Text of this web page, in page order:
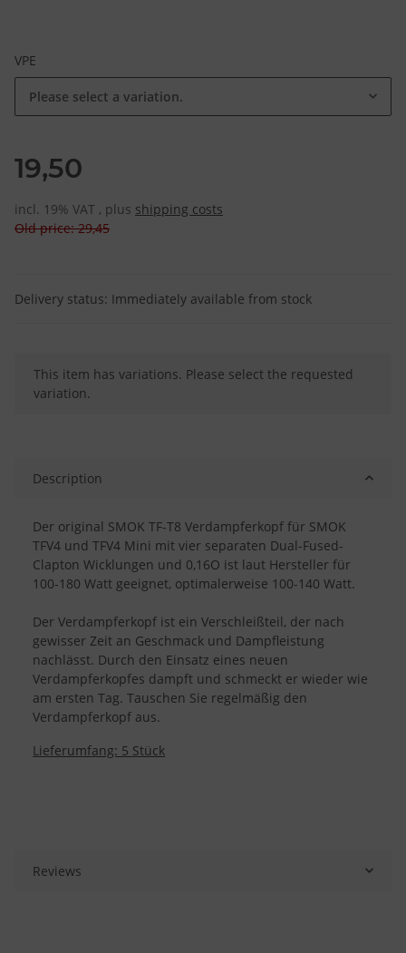
VPE
Please select a variation.
19,50
incl. 19% VAT , plus shipping costs
Old price: 29,45
Delivery status: Immediately available from stock
x
This item has variations. Please select the requested
variation.
Description
Der original SMOK TF-T8 Verdampferkopf für SMOK
TFV4 und TFV4 Mini mit vier separaten Dual-Fused-
Clapton Wicklungen und 0,16O ist laut Hersteller für
100-180 Watt geeignet, optimalerweise 100-140 Watt.
Der Verdampferkopf ist ein Verschleißteil, der nach
gewisser Zeit an Geschmack und Dampfleistung
nachlässt. Durch den Einsatz eines neuen
Verdampferkopfes dampft und schmeckt er wieder wie
am ersten Tag. Tauschen Sie regelmäßig den
Verdampferkopf aus.
Lieferumfang: 5 Stück
Reviews